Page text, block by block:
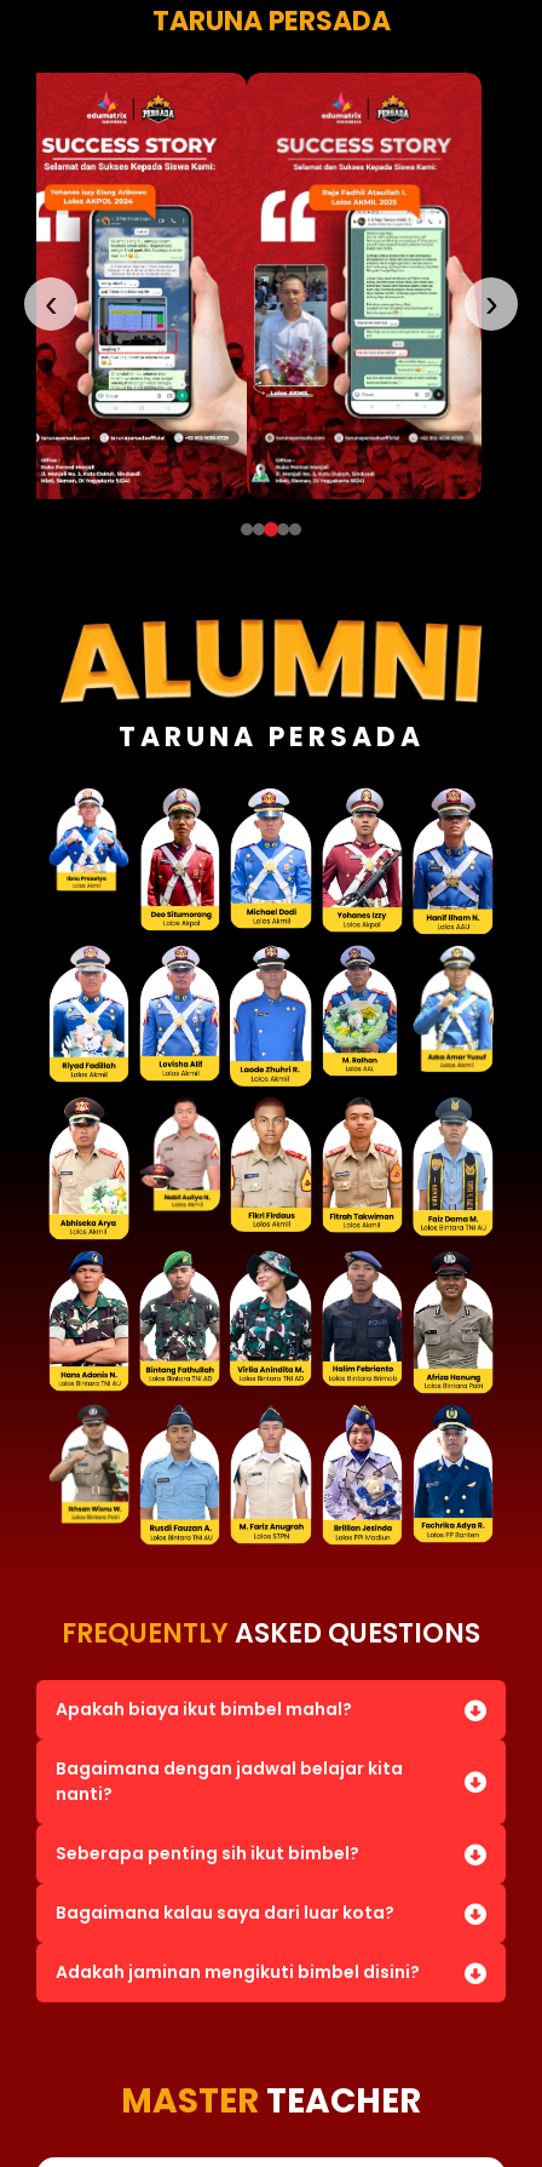
TARUNA PERSADA
‹ ›
TARUNA PERSADA
FREQUENTLYASKED QUESTIONS
Apakah biaya ikut bimbel mahal?
Bagaimana dengan jadwal belajar kita
nanti?
Seberapa penting sih ikut bimbel?
Bagaimana kalau saya dari luar kota?
Adakah jaminan mengikuti bimbel disini?
MASTER TEACHER